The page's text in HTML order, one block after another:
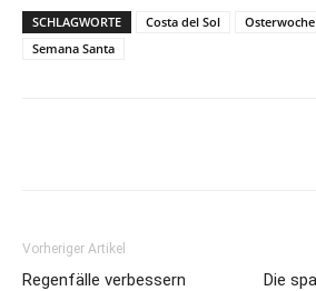
SCHLAGWORTE Costa del Sol Osterwoche
Semana Santa
Vorheriger Artikel
Regenfälle verbessern
Die